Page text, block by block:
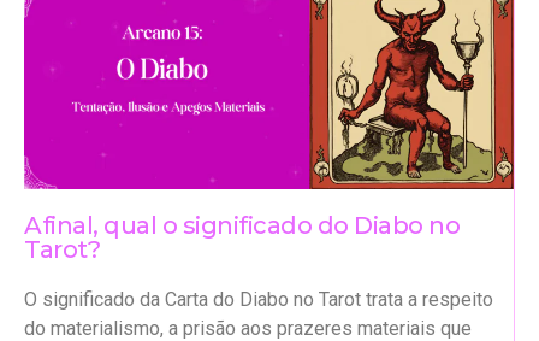
Afinal, qual o significado do Diabo no
Tarot?
O significado da Carta do Diabo no Tarot trata a respeito
do materialismo, a prisão aos prazeres materiais que